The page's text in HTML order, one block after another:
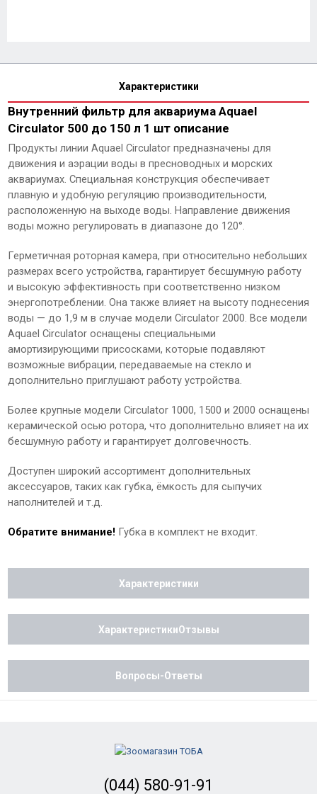
Характеристики
Внутренний фильтр для аквариума Aquael
Circulator 500 до 150 л 1 шт описание
Продукты линии Aquael Circulator предназначены для
движения и аэрации воды в пресноводных и морских
аквариумах. Специальная конструкция обеспечивает
плавную и удобную регуляцию производительности,
расположенную на выходе воды. Направление движения
воды можно регулировать в диапазоне до 120°.
Герметичная роторная камера, при относительно небольших
размерах всего устройства, гарантирует бесшумную работу
и высокую эффективность при соответственно низком
энергопотреблении. Она также влияет на высоту поднесения
воды — до 1,9 м в случае модели Circulator 2000. Все модели
Aquael Circulator оснащены специальными
амортизирующими присосками, которые подавляют
возможные вибрации, передаваемые на стекло и
дополнительно приглушают работу устройства.
Более крупные модели Circulator 1000, 1500 и 2000 оснащены
керамической осью ротора, что дополнительно влияет на их
бесшумную работу и гарантирует долговечность.
Доступен широкий ассортимент дополнительных
аксессуаров, таких как губка, ёмкость для сыпучих
наполнителей и т.д.
Обратите внимание! Губка в комплект не входит.
Характеристики
ХарактеристикиОтзывы
Вопросы-Ответы
(044) 580-91-91